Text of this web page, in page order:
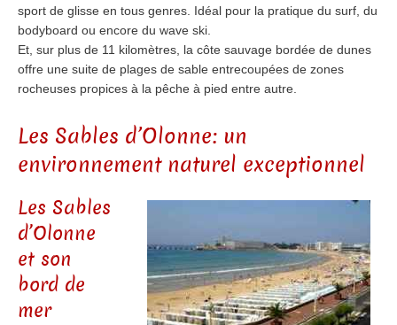
sport de glisse en tous genres. Idéal pour la pratique du surf, du
bodyboard ou encore du wave ski.
Et, sur plus de 11 kilomètres, la côte sauvage bordée de dunes
offre une suite de plages de sable entrecoupées de zones
rocheuses propices à la pêche à pied entre autre.
Les Sables d’Olonne: un
environnement naturel exceptionnel
Les Sables
d’Olonne
et son
bord de
mer